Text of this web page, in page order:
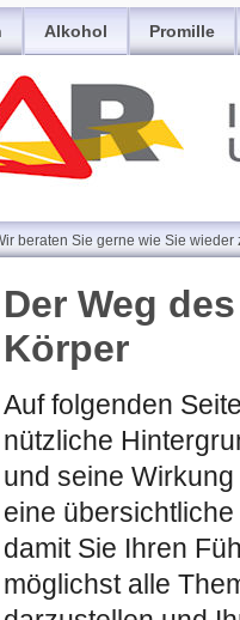
Alkohol Promille
beraten Sie gerne wie Sie
Der Weg
Körper
Auf folgenden
nützliche
und seine
eine
damit Sie Ihren
möglichst alle